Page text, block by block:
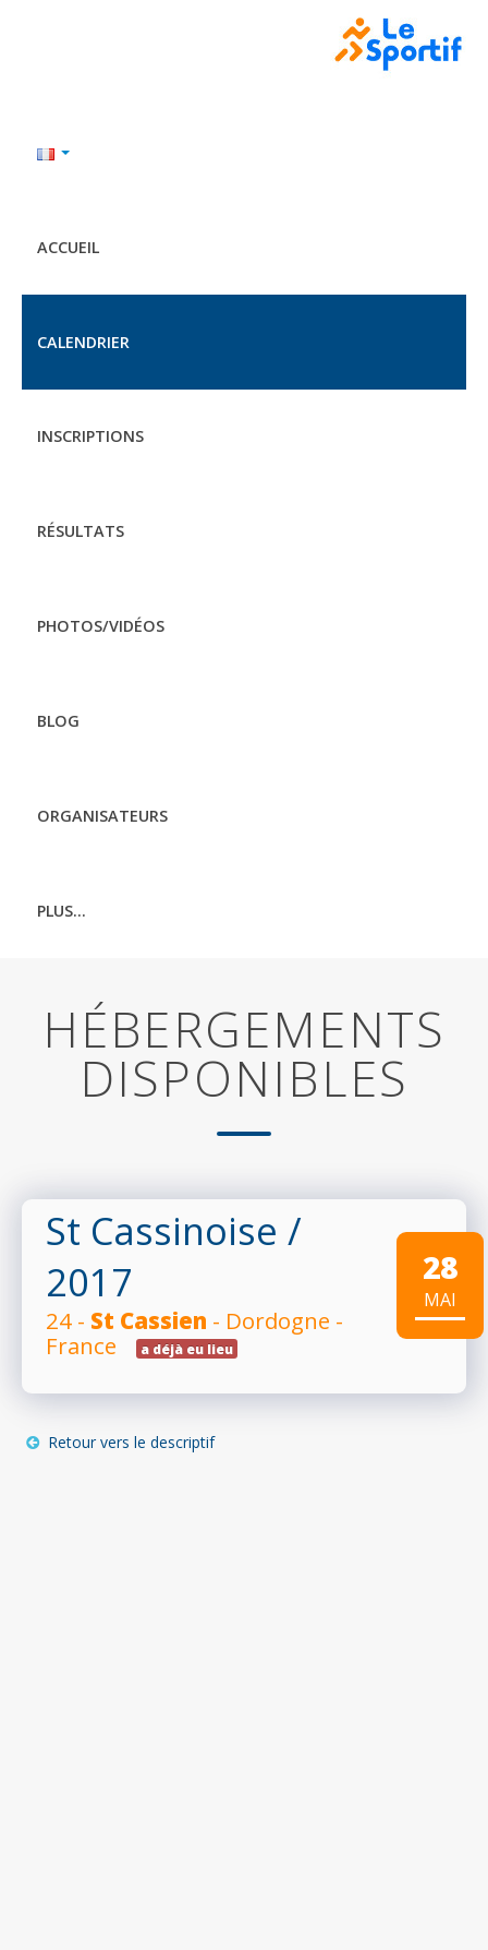
ACCUEIL
CALENDRIER
INSCRIPTIONS
RÉSULTATS
PHOTOS/VIDÉOS
BLOG
ORGANISATEURS
PLUS...
HÉBERGEMENTS
DISPONIBLES
St Cassinoise /
2017
24 - St Cassien - Dordogne -
France
a déjà eu lieu
28
MAI
Retour vers le descriptif